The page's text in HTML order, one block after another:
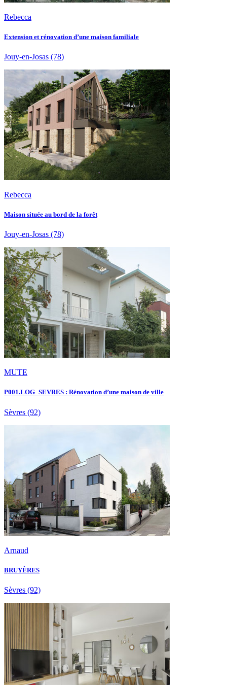
Rebecca
Extension et rénovation d’une maison familiale
Jouy-en-Josas (78)
Rebecca
Maison située au bord de la forêt
Jouy-en-Josas (78)
MUTE
P001.LOG_SEVRES : Rénovation d’une maison de ville
Sèvres (92)
Arnaud
BRUYÈRES
Sèvres (92)